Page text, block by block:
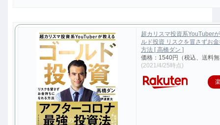
超カリスマ投資系YouTuber
ルド投資 リスクを冒さずお
方法 [ 高橋ダン ]
価格：1540円（税込、送料
(2021/4/25時点)